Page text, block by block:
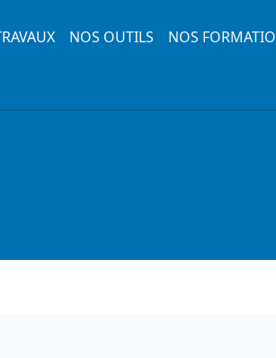
NOS OUTILS NOS